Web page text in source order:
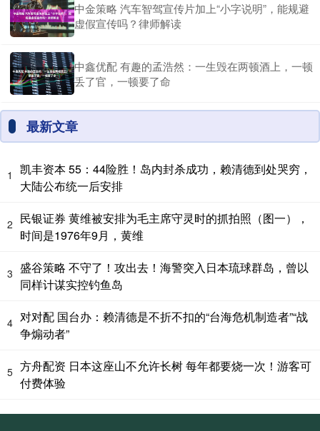
中金策略 汽车智驾宣传片加上“小字说明”，能规避
虚假宣传吗？律师解读
中鑫优配 有趣的孟浩然：一生毁在两顿酒上，一顿
丢了官，一顿要了命
最新文章
1
凯丰资本 55：44险胜！岛内封杀成功，赖清德到处哭穷，
大陆公布统一后安排
2 民银证券 黄维被安排为毛主席守灵时的抓拍照（图一），
时间是1976年9月，黄维
3 盛谷策略 不守了！攻出去！海警突入日本琉球群岛，曾以
同样计谋实控钓鱼岛
4 对对配 国台办：赖清德是不折不扣的“台海危机制造者”“战
争煽动者”
5 方舟配资 日本这座山不允许长树 每年都要烧一次！游客可
付费体验